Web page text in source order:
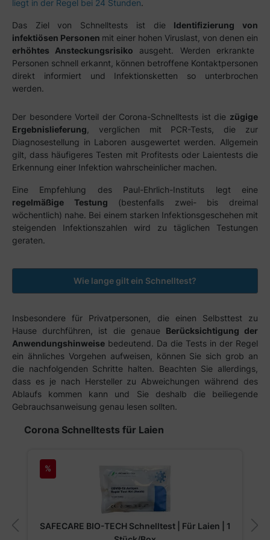
liegt in der Regel bei 24 Stunden.
Das Ziel von Schnelltests ist die Identifizierung von
infektiösen Personen mit einer hohen Viruslast, von denen ein
erhöhtes Ansteckungsrisiko ausgeht. Werden erkrankte
Personen schnell erkannt, können betroffene Kontaktpersonen
direkt informiert und Infektionsketten so unterbrochen
werden.
Der besondere Vorteil der Corona-Schnelltests ist die zügige
Ergebnislieferung , verglichen mit PCR-Tests, die zur
Diagnosestellung in Laboren ausgewertet werden. Allgemein
gilt, dass häufigeres Testen mit Profitests oder Laientests die
Erkennung einer Infektion wahrscheinlicher machen.
Eine Empfehlung des Paul-Ehrlich-Instituts legt eine
regelmäßige Testung (bestenfalls zwei- bis dreimal
wöchentlich) nahe. Bei einem starken Infektionsgeschehen mit
steigenden Infektionszahlen wird zu täglichen Testungen
geraten.
Wie lange gilt ein Schnelltest?
Insbesondere für Privatpersonen, die einen Selbsttest zu
Hause durchführen, ist die genaue Berücksichtigung der
Anwendungshinweise bedeutend. Da die Tests in der Regel
ein ähnliches Vorgehen aufweisen, können Sie sich grob an
die nachfolgenden Schritte halten. Beachten Sie allerdings,
dass es je nach Hersteller zu Abweichungen während des
Ablaufs kommen kann und Sie deshalb die beiliegende
Gebrauchsanweisung genau lesen sollten.
Produktgalerie überspringen
Corona Schnelltests für Laien
%
SAFECARE BIO-TECH Schnelltest | Für Laien | 1